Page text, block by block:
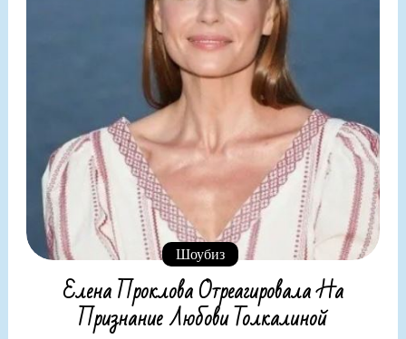
Шоубиз
Елена Проклова Отреагировала На
Признание Любови Толкалиной